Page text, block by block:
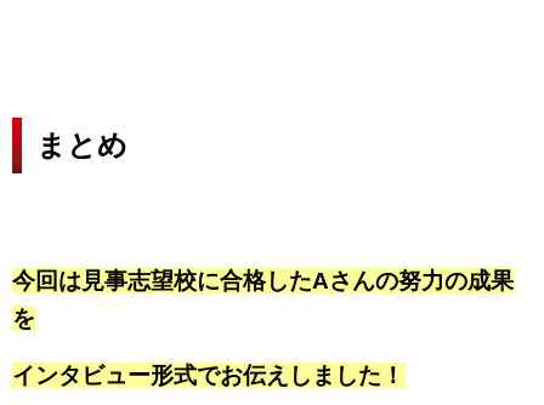
まとめ
今回は見事志望校に合格したAさんの努力の成果
を
インタビュー形式でお伝えしました！